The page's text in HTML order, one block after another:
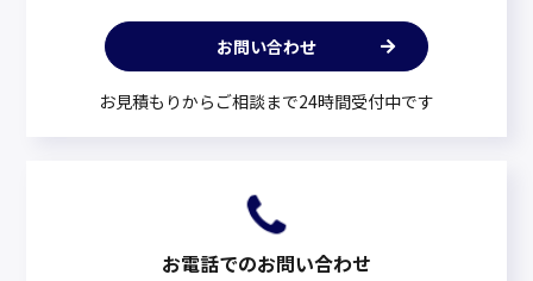
お問い合わせ
お見積もりからご相談まで24時間受付中です
お電話でのお問い合わせ